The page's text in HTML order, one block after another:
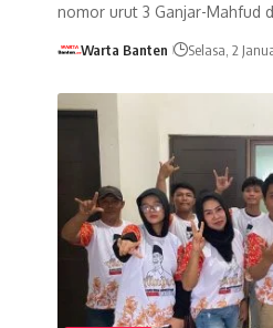
nomor urut 3 Ganjar-Mahfud
Warta Banten Selasa, 2